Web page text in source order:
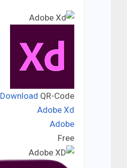
Download QR-Code
Adobe Xd
Adobe
Free